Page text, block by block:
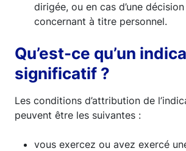
dirigée, ou en cas d’une
concernant à titre personnel.
Qu’est-ce qu’un
significatif ?
Les conditions d’attribution de
peuvent être les suivantes :
vous exercez ou avez exercé